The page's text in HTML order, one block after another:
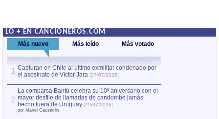
LO + EN CANCIONEROS.COM
Más nuevo Más leído Más votado
1 Capturan en Chile al último exmilitar condenado por
el asesinato de Víctor Jara [27/07/2026]
2
La comparsa Bantú celebra su 10º aniversario con el
mayor desfile de llamadas de candombe jamás
hecho fuera de Uruguay [25/07/2026]
por Manel Gausachs